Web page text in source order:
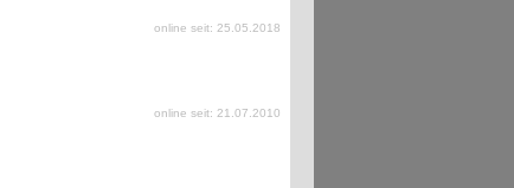
online seit: 25.05.2018
online seit: 21.07.2010